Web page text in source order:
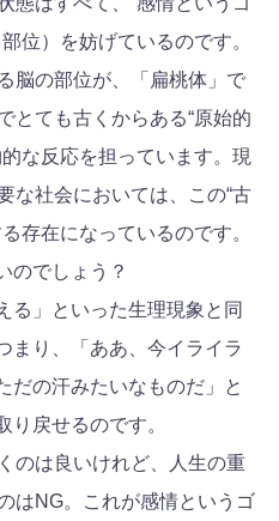
位）を妨げているのです。
脳の部位が、「扁桃体」で
とても古くからある“原始的
な反応を担っています。現
な社会においては、この“古
存在になっているのです。
のでしょう？
る」といった生理現象と同
まり、「ああ、今イライラ
だの汗みたいなものだ」と
り戻せるのです。
のは良いけれど、人生の重
はNG。これが感情というゴ